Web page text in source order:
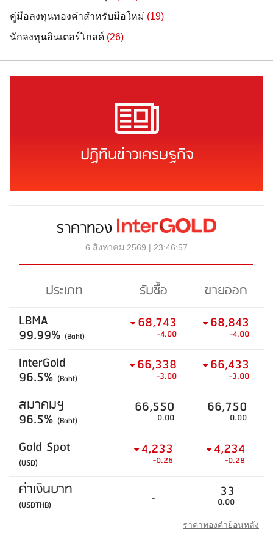
คู่มือลงทุนทองคำสำหรับมือใหม่ (19)
นักลงทุนอินเตอร์โกลด์ (26)
ปฏิทินข่าวเศรษฐกิจ
ราคาทอง
6 สิงหาคม 2569 | 23:46:57
ประเภท รับซื้อ
ขายออก
LBMA
99.99% (Baht)
68,743
-4.00
68,843
-4.00
InterGold
96.5% (Baht)
66,338
-3.00
66,433
-3.00
สมาคมฯ
96.5% (Baht)
66,550
0.00
66,750
0.00
Gold Spot
(USD)
4,233
-0.26
4,234
-0.28
ค่าเงินบาท
(USDTHB) - 33
0.00
ราคาทองคำย้อนหลัง